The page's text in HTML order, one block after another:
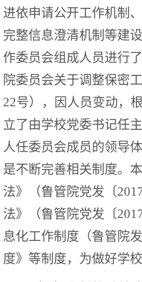
进依申请公开工作机制
完整信息澄清机制等建
作委员会组成人员进行
院委员会关于调整保密
22号），因人员变动，
立了由学校党委书记任
人任委员会成员的领导
是不断完善相关制度。
法》（鲁管院党发〔
法》（鲁管院党发〔
息化工作制度（鲁管院
度》等制度，为做好学